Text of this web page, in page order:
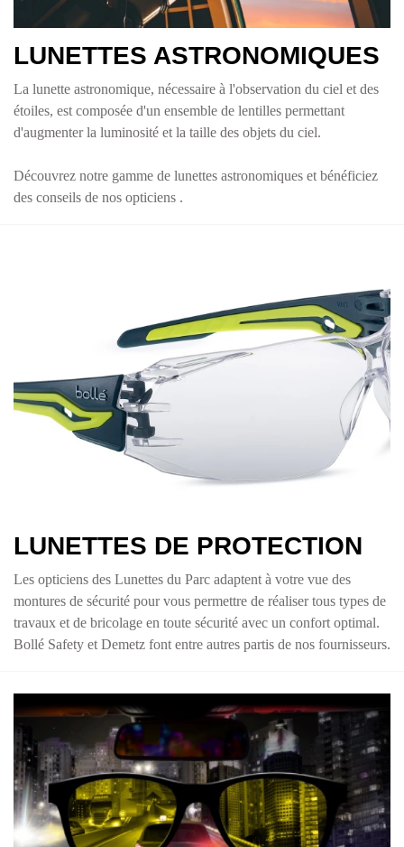
lunettes astro belleville beaujolais
LUNETTES ASTRONOMIQUES
La lunette astronomique, nécessaire à l'observation du ciel et des
étoiles, est composée d'un ensemble de lentilles permettant
d'augmenter la luminosité et la taille des objets du ciel.
Découvrez notre gamme de lunettes astronomiques et bénéficiez
des conseils de nos opticiens .
LUNETTES DE PROTECTION
Les opticiens des Lunettes du Parc adaptent à votre vue des
montures de sécurité pour vous permettre de réaliser tous types de
travaux et de bricolage en toute sécurité avec un confort optimal.
Bollé Safety et Demetz font entre autres partis de nos fournisseurs.